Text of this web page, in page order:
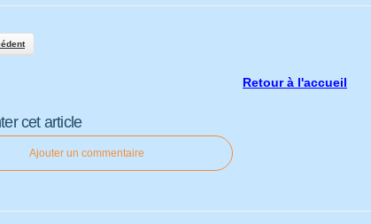
Retour à l'accueil
cet article
Ajouter un commentaire